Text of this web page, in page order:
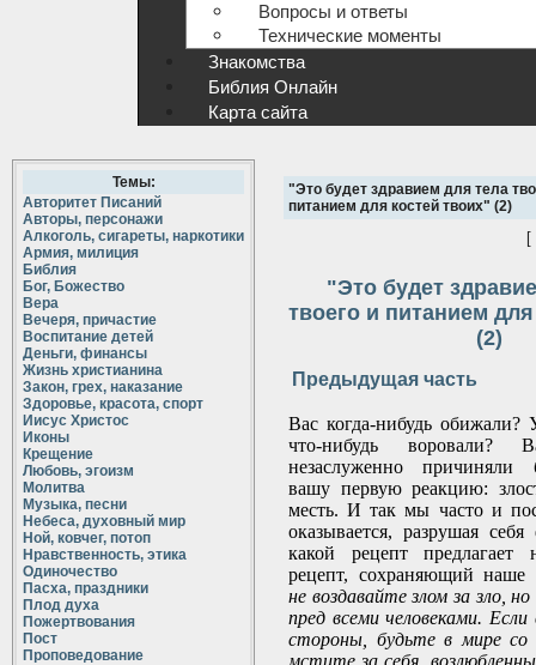
Вопросы и ответы
Технические моменты
Знакомства
Библия Онлайн
Карта сайта
Темы:
Авторитет Писаний
Авторы, персонажи
Алкоголь, сигареты, наркотики
Армия, милиция
Библия
Бог, Божество
Вера
Вечеря, причастие
Воспитание детей
Деньги, финансы
Жизнь христианина
Закон, грех, наказание
Здоровье, красота, спорт
Иисус Христос
Иконы
Крещение
Любовь, эгоизм
Молитва
Музыка, песни
Небеса, духовный мир
Ной, ковчег, потоп
Нравственность, этика
Одиночество
Пасха, праздники
Плод духа
Пожертвования
Пост
Проповедование
"Это будет здравием для тела
питанием для костей твоих" (2)
[
"Это будет
твоего и питанием
(2)
Предыдущая часть
Вас когда-нибудь обижали?
что-нибудь воровали?
незаслуженно причиняли
вашу первую реакцию:
месть. И так мы часто и
оказывается, разрушая
какой рецепт предлагает
рецепт, сохраняющий наше
не воздавайте злом за зло,
пред всеми человеками.
стороны, будьте в мире
мстите за себя,